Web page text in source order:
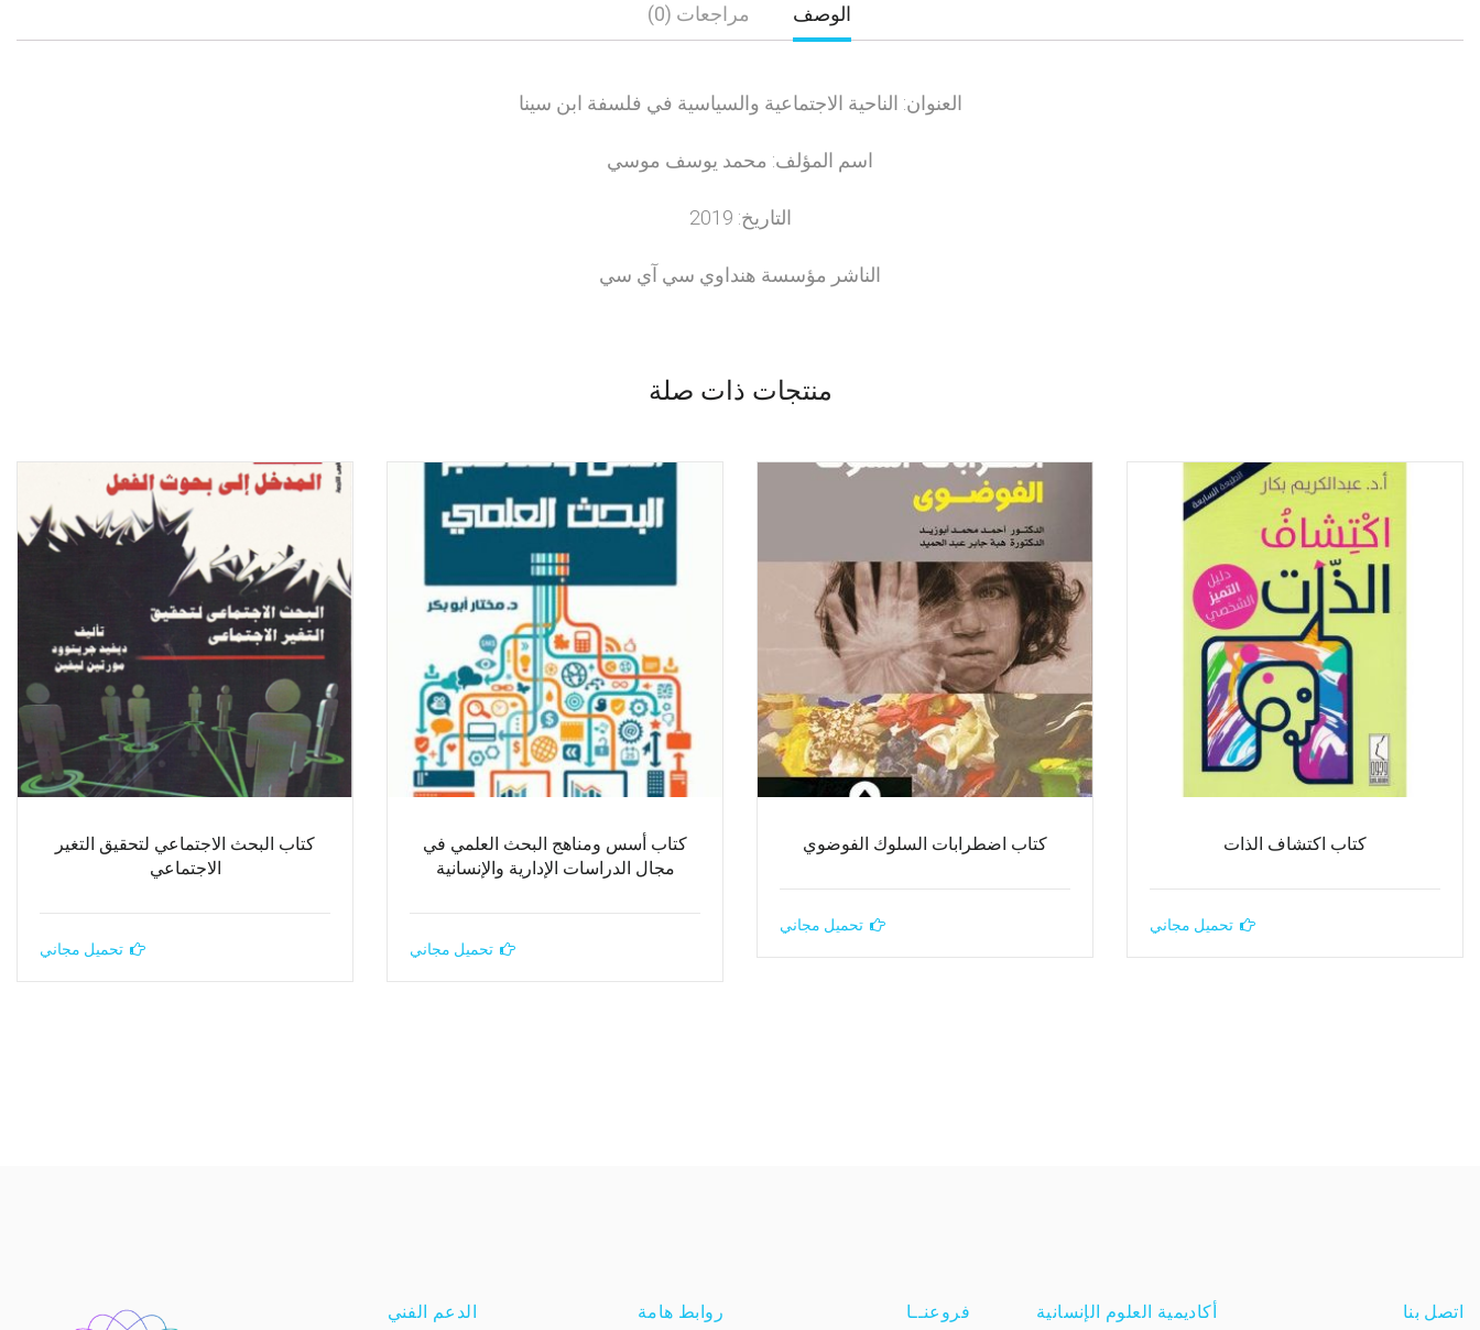
الوصف مراجعات (0)
العنوان: الناحية الاجتماعية والسياسية في فلسفة ابن سينا
اسم المؤلف: محمد يوسف موسي
التاريخ: 2019
الناشر مؤسسة هنداوي سي آي سي
منتجات ذات صلة
كتاب اكتشاف الذات
تحميل مجاني
كتاب اضطرابات السلوك الفوضوي
تحميل مجاني
كتاب أسس ومناهج البحث العلمي في
مجال الدراسات الإدارية والإنسانية
تحميل مجاني
كتاب البحث الاجتماعي لتحقيق التغير
الاجتماعي
تحميل مجاني
اتصل بنا أكاديمية العلوم الإنسانية فروعنــا روابط هامة الدعم الفني